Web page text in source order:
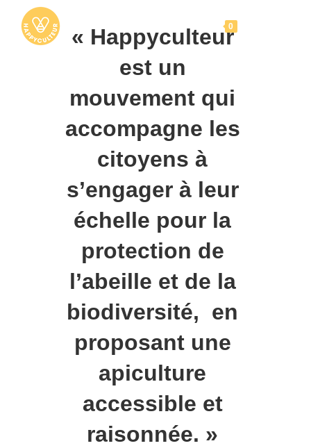
content
0
« Happyculteur
est un
mouvement qui
accompagne les
citoyens à
s’engager à leur
échelle pour la
protection de
l’abeille et de la
biodiversité, en
proposant une
apiculture
accessible et
raisonnée. »